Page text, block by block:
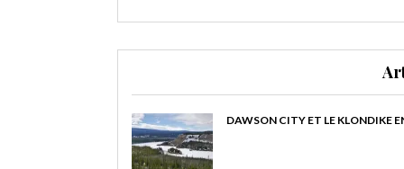
DAWSON CITY ET LE KLONDIKE